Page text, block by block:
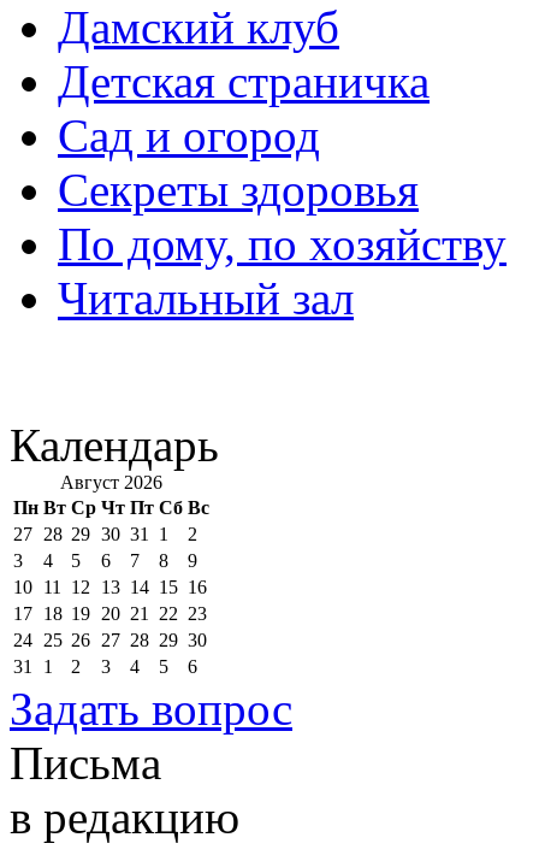
Дамский клуб
Детская страничка
Сад и огород
Секреты здоровья
По дому, по хозяйству
Читальный зал
Календарь
Август 2026
Пн Вт Ср Чт Пт Сб Вс
27 28 29 30 31 1
2
3
4 5 6 7 8
9
10 11 12 13 14 15 16
17 18 19 20 21 22 23
24 25 26 27 28 29 30
31
1 2 3 4 5 6
Задать вопрос
Письма
в редакцию